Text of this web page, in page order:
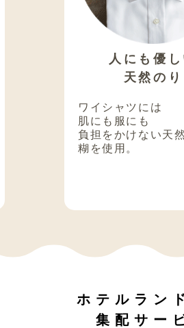
人にも優し
天然のり
ワイシャツには
肌にも服にも
負担をかけない天
糊を使用。
ホテルラン
集配サー